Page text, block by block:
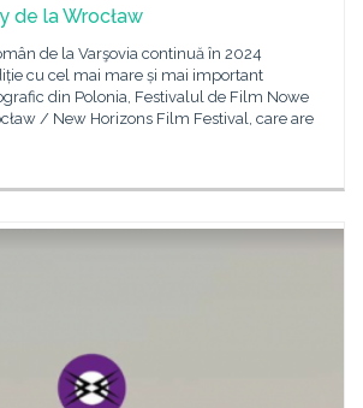
de la Wrocław
de la Varşovia continuă în 2024
cu cel mai mare și mai important
din Polonia, Festivalul de Film Nowe
/ New Horizons Film Festival, care are